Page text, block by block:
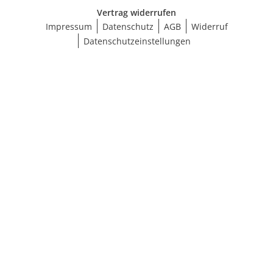
Vertrag widerrufen
Impressum
Datenschutz AGB
Widerruf
Datenschutzeinstellungen